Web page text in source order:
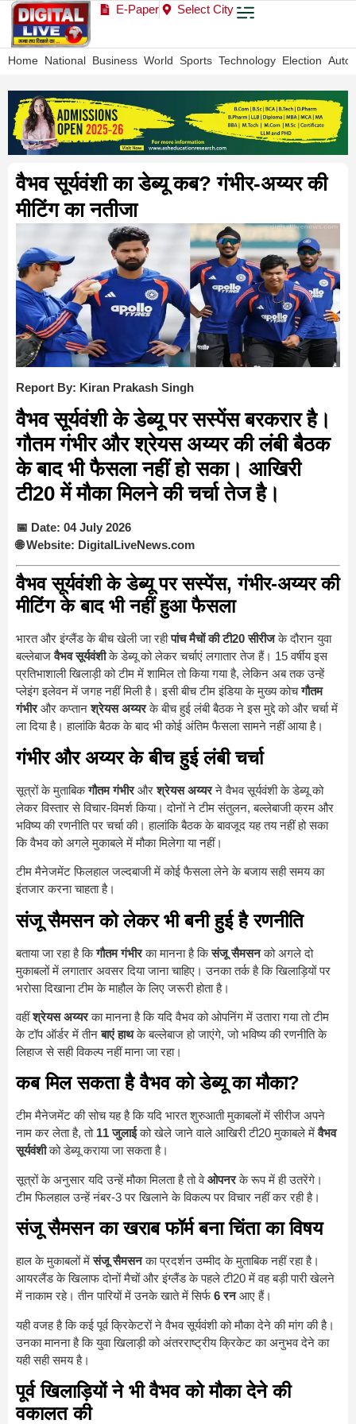
E-Paper Select City
Home National Business World Sports Technology Election Auto
वैभव सूर्यवंशी का डेब्यू कब? गंभीर-अय्यर की
मीटिंग का नतीजा
Report By: Kiran Prakash Singh
वैभव सूर्यवंशी के डेब्यू पर सस्पेंस बरकरार है।
गौतम गंभीर और श्रेयस अय्यर की लंबी बैठक
के बाद भी फैसला नहीं हो सका। आखिरी
टी20 में मौका मिलने की चर्चा तेज है।
📅 Date: 04 July 2026
🌐 Website: DigitalLiveNews.com
वैभव सूर्यवंशी के डेब्यू पर सस्पेंस, गंभीर-अय्यर की
मीटिंग के बाद भी नहीं हुआ फैसला
भारत और इंग्लैंड के बीच खेली जा रहीपांच मैचों की टी20 सीरीजके दौरान युवा
बल्लेबाजवैभव सूर्यवंशीके डेब्यू को लेकर चर्चाएं लगातार तेज हैं। 15 वर्षीय इस
प्रतिभाशाली खिलाड़ी को टीम में शामिल तो किया गया है, लेकिन अब तक उन्हें
प्लेइंग इलेवन में जगह नहीं मिली है। इसी बीच टीम इंडिया के मुख्य कोचगौतम
गंभीरऔर कप्तानश्रेयस अय्यरके बीच हुई लंबी बैठक ने इस मुद्दे को और चर्चा में
ला दिया है। हालांकि बैठक के बाद भी कोई अंतिम फैसला सामने नहीं आया है।
गंभीर और अय्यर के बीच हुई लंबी चर्चा
सूत्रों के मुताबिकगौतम गंभीरऔरश्रेयस अय्यरने वैभव सूर्यवंशी के डेब्यू को
लेकर विस्तार से विचार-विमर्श किया। दोनों ने टीम संतुलन, बल्लेबाजी क्रम और
भविष्य की रणनीति पर चर्चा की। हालांकि बैठक के बावजूद यह तय नहीं हो सका
कि वैभव को अगले मुकाबले में मौका मिलेगा या नहीं।
टीम मैनेजमेंट फिलहाल जल्दबाजी में कोई फैसला लेने के बजाय सही समय का
इंतजार करना चाहता है।
संजू सैमसन को लेकर भी बनी हुई है रणनीति
बताया जा रहा है किगौतम गंभीरका मानना है किसंजू सैमसनको अगले दो
मुकाबलों में लगातार अवसर दिया जाना चाहिए। उनका तर्क है कि खिलाड़ियों पर
भरोसा दिखाना टीम के माहौल के लिए जरूरी होता है।
वहींश्रेयस अय्यरका मानना है कि यदि वैभव को ओपनिंग में उतारा गया तो टीम
के टॉप ऑर्डर में तीनबाएं हाथके बल्लेबाज हो जाएंगे, जो भविष्य की रणनीति के
लिहाज से सही विकल्प नहीं माना जा रहा।
कब मिल सकता है वैभव को डेब्यू का मौका?
टीम मैनेजमेंट की सोच यह है कि यदि भारत शुरुआती मुकाबलों में सीरीज अपने
नाम कर लेता है, तो 11 जुलाईको खेले जाने वाले आखिरी टी20 मुकाबले मेंवैभव
सूर्यवंशीको डेब्यू कराया जा सकता है।
सूत्रों के अनुसार यदि उन्हें मौका मिलता है तो वेओपनरके रूप में ही उतरेंगे।
टीम फिलहाल उन्हें नंबर-3 पर खिलाने के विकल्प पर विचार नहीं कर रही है।
संजू सैमसन का खराब फॉर्म बना चिंता का विषय
हाल के मुकाबलों मेंसंजू सैमसनका प्रदर्शन उम्मीद के मुताबिक नहीं रहा है।
आयरलैंड के खिलाफ दोनों मैचों और इंग्लैंड के पहले टी20 में वह बड़ी पारी खेलने
में नाकाम रहे। तीन पारियों में उनके खाते में सिर्फ6 रनआए हैं।
यही वजह है कि कई पूर्व क्रिकेटरों ने वैभव सूर्यवंशी को मौका देने की मांग की है।
उनका मानना है कि युवा खिलाड़ी को अंतरराष्ट्रीय क्रिकेट का अनुभव देने का
यही सही समय है।
पूर्व खिलाड़ियों ने भी वैभव को मौका देने की
वकालत की